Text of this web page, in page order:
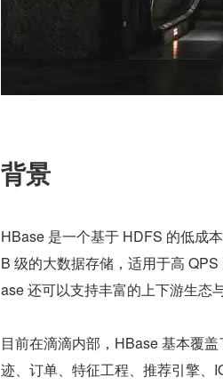
背景
HBase 是一个基于 HDFS 的低成
B 级的大数据存储，适用于高
ase 还可以支持丰富的上下游生态
目前在滴滴内部，HBase 基本覆
迹、订单、特征工程、推荐引擎、